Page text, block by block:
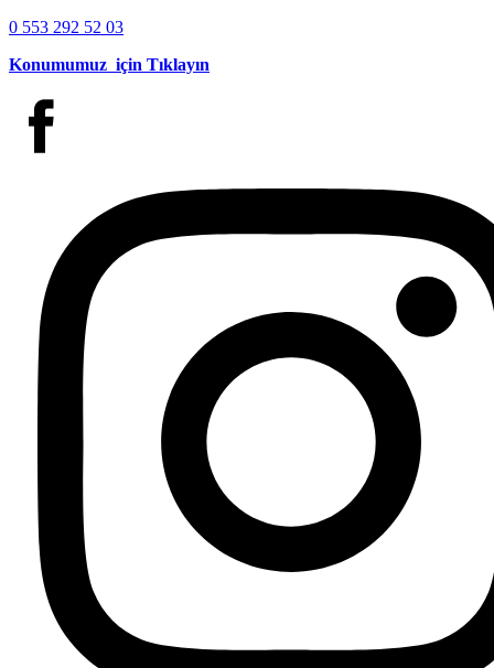
0 553 292 52 03
Konumumuz için Tıklayın